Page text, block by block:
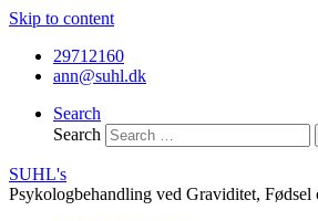
Skip to content
29712160
ann@suhl.dk
Search
Search
SUHL's
Psykologbehandling ved Graviditet, Fødsel